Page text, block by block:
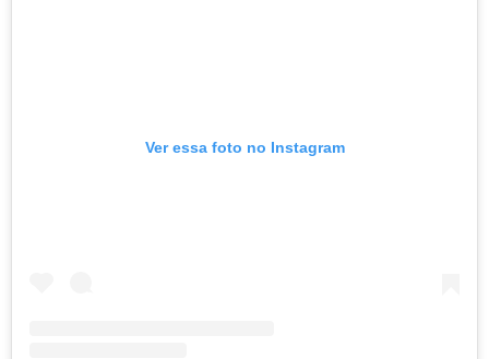
Ver essa foto no Instagram